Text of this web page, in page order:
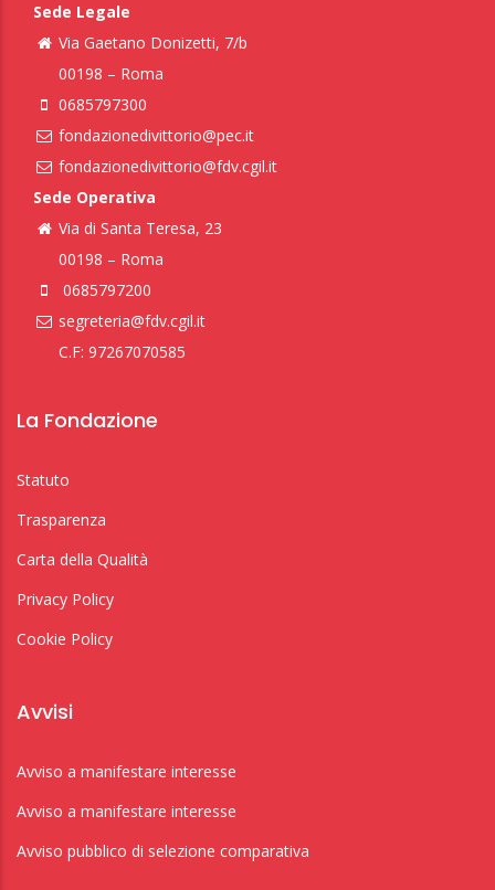
Sede Legale
Via Gaetano Donizetti, 7/b
00198 – Roma
0685797300
fondazionedivittorio@pec.it
fondazionedivittorio@fdv.cgil.it
Sede Operativa
Via di Santa Teresa, 23
00198 – Roma
0685797200
segreteria@fdv.cgil.it
C.F: 97267070585
La Fondazione
Statuto
Trasparenza
Carta della Qualità
Privacy Policy
Cookie Policy
Avvisi
Avviso a manifestare interesse
Avviso a manifestare interesse
Avviso pubblico di selezione comparativa